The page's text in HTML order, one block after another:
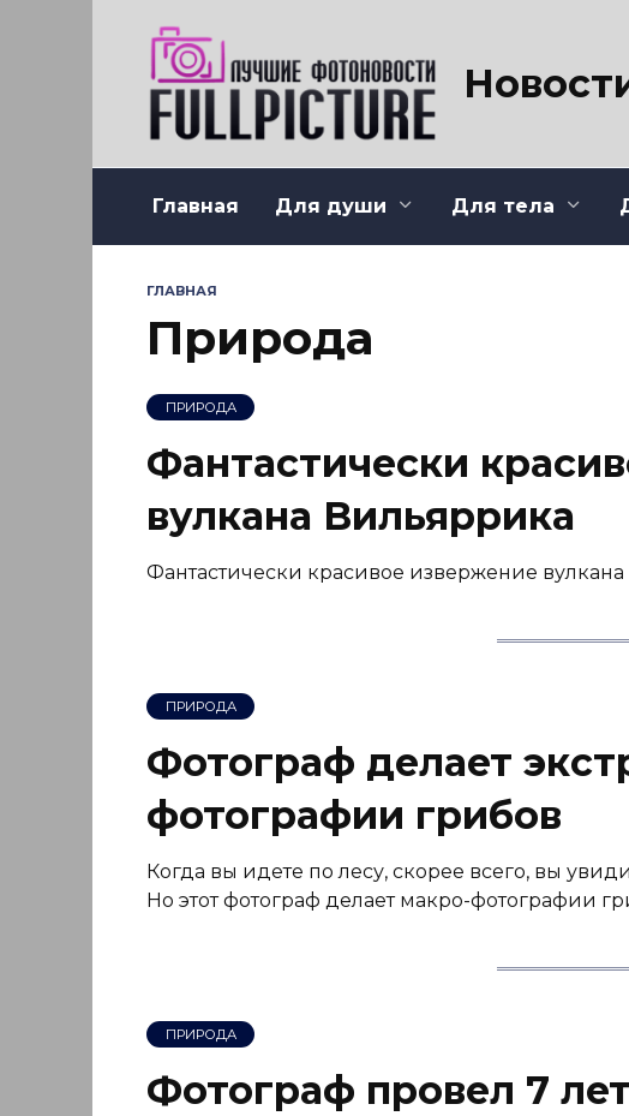
Главная Для души Для тела
ГЛАВНАЯ
Природа
ПРИРОДА
Фантастически
вулкана Вильяррика
Фантастически красивое извержение
ПРИРОДА
Фотограф делает
фотографии грибов
Когда вы идете по лесу, скорее всего, вы
Но этот фотограф делает макро-фотографии
ПРИРОДА
Фотограф провел 7